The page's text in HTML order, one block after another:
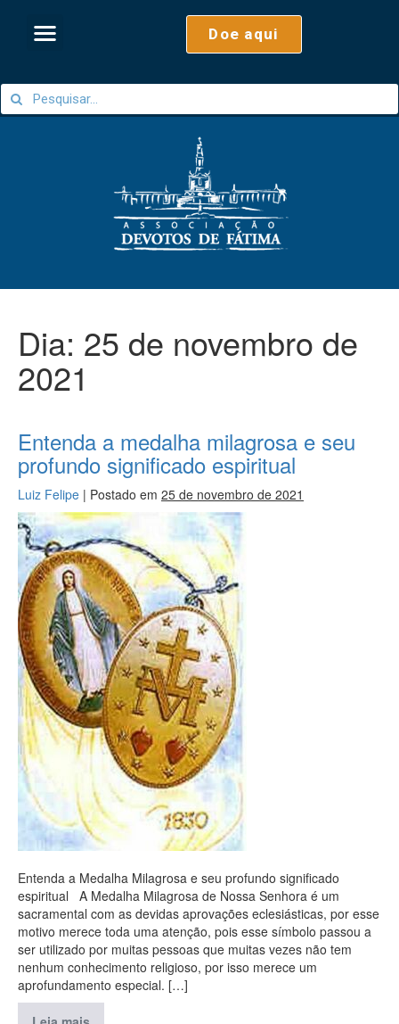
Doe aqui
Dia: 25 de novembro de
2021
Entenda a medalha milagrosa e seu
profundo significado espiritual
Luiz Felipe | Postado em 25 de novembro de 2021
Entenda a Medalha Milagrosa e seu profundo significado
espiritual A Medalha Milagrosa de Nossa Senhora é um
sacramental com as devidas aprovações eclesiásticas, por esse
motivo merece toda uma atenção, pois esse símbolo passou a
ser utilizado por muitas pessoas que muitas vezes não tem
nenhum conhecimento religioso, por isso merece um
aprofundamento especial. […]